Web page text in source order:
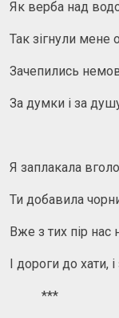
Як верба над
Так зігнули мене
Зачепились
За думки і за
Я заплакала
Ти добавила
Вже з тих пір нас
І дороги до хати,
***